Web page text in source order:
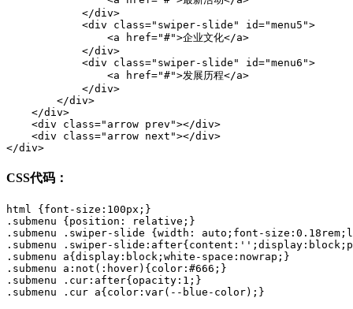
</div>
<div class="swiper-slide" id="menu5">
<a href="#">企业文化</a>
</div>
<div class="swiper-slide" id="menu6">
<a href="#">发展历程</a>
</div>
</div>
</div>
<div class="arrow prev"></div>
<div class="arrow next"></div>
</div>
CSS代码：
html {font-size:100px;}
.submenu {position: relative;}
.submenu .swiper-slide {width: auto;font-
.submenu .swiper-
.submenu a{display:block;white-space:nowrap;}
.submenu a:not(:hover){color:#666;}
.submenu .cur:after{opacity:1;}
.submenu .cur a{color:var(--blue-color);}